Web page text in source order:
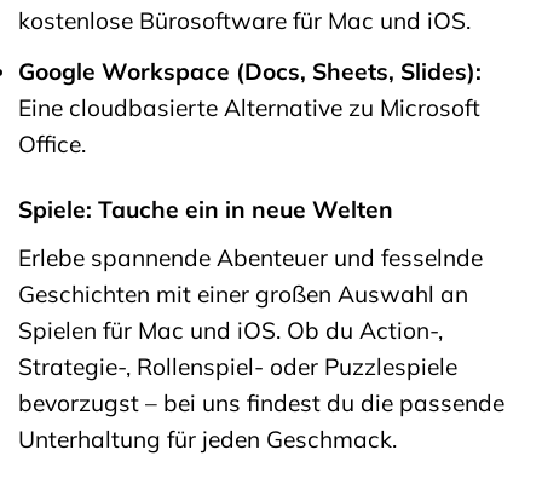
kostenlose Bürosoftware für Mac und iOS.
Google Workspace (Docs, Sheets, Slides):
Eine cloudbasierte Alternative zu Microsoft
Office.
Spiele: Tauche ein in neue Welten
Erlebe spannende Abenteuer und fesselnde
Geschichten mit einer großen Auswahl an
Spielen für Mac und iOS. Ob du Action-,
Strategie-, Rollenspiel- oder Puzzlespiele
bevorzugst – bei uns findest du die passende
Unterhaltung für jeden Geschmack.